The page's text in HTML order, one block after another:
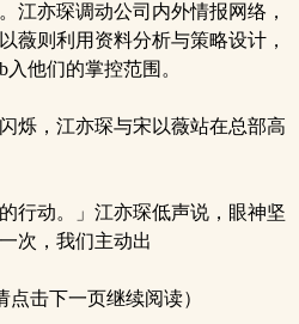
江亦琛调动公司内外情报网络，
薇则利用资料分析与策略设计，
他们的掌控范围。
烁，江亦琛与宋以薇站在总部高
行动。」江亦琛低声说，眼神坚
次，我们主动出
击下一页继续阅读）